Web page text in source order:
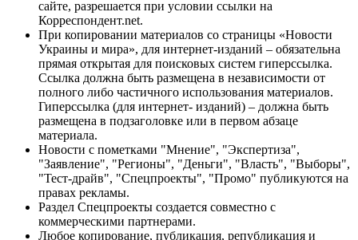
сайте, разрешается при условии ссылки на
Корреспондент.net.
При копировании материалов со страницы «Новости
Украины и мира», для интернет-изданий – обязательна
прямая открытая для поисковых систем гиперссылка.
Ссылка должна быть размещена в независимости от
полного либо частичного использования материалов.
Гиперссылка (для интернет- изданий) – должна быть
размещена в подзаголовке или в первом абзаце
материала.
Новости с пометками "Мнение", "Экспертиза",
"Заявление", "Регионы", "Деньги", "Власть", "Выборы",
"Тест-драйв", "Спецпроекты", "Промо" публикуются на
правах рекламы.
Раздел Спецпроекты создается совместно с
коммерческими партнерами.
Любое копирование, публикация, републикация и